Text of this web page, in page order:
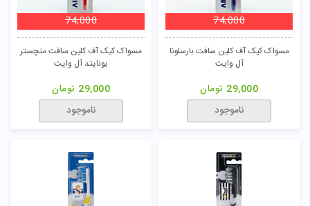
مسواک کیک آف کلین سافت بارسلونا
آل وایت
74,000
29,000 تومان
ناموجود
مسواک کیک آف کلین سافت منچستر
یونایتد آل وایت
74,000
29,000 تومان
ناموجود